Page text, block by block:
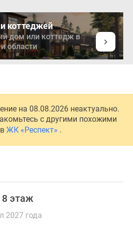
коттеджей
дом или коттедж в
области
на 08.08.2026 неактуально.
с другими похожими
ЖК «Респект» .
8 этаж
2027 года